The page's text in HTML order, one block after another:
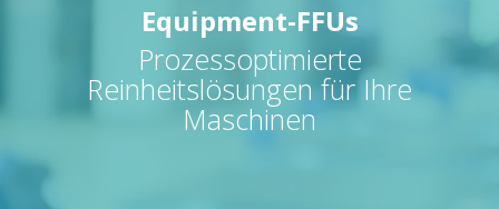
Equipment-FFUs
Prozessoptimierte
Reinheitslösungen für Ihre
Maschinen